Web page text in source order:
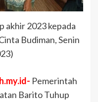
akhir 2023 kepada
Budiman, Senin
Pemerintah
Barito Tuhup